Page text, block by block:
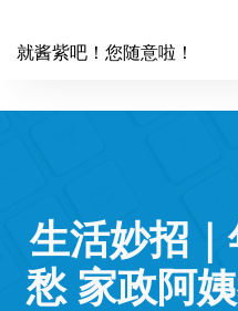
就酱紫吧！您随意啦！
生活妙招｜
愁 家政阿